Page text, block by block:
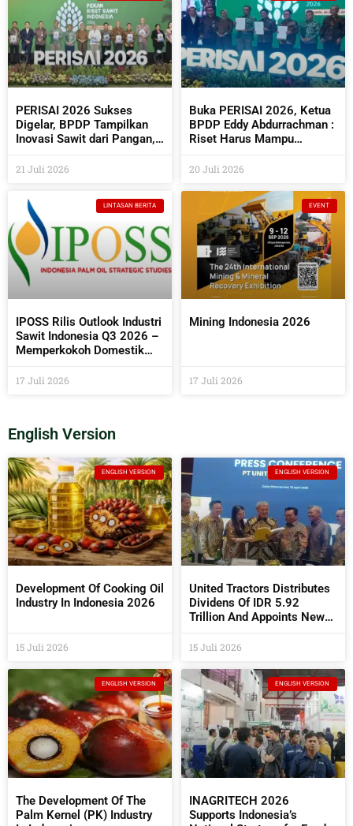
PERISAI 2026 Sukses
Digelar, BPDP Tampilkan
Inovasi Sawit dari Pangan,
Teknologi AI
21 Juli 2026
Buka PERISAI 2026, Ketua
BPDP Eddy Abdurrachman :
Riset Harus Mampu
Industri Sekaligus
Masyarakat
20 Juli 2026
LINTASAN BERITA
IPOSS Rilis Outlook Industri
Sawit Indonesia Q3 2026 –
Memperkokoh Domestik
Global
17 Juli 2026
EVENT
Mining Indonesia 2026
17 Juli 2026
English Version
ENGLISH VERSION
Development Of Cooking Oil
Industry In Indonesia 2026
15 Juli 2026
ENGLISH VERSION
United Tractors Distributes
Dividens Of IDR 5.92
Trillion And Appoints New
Directors At The 2026 AGM
15 Juli 2026
ENGLISH VERSION
The Development Of The
Palm Kernel (PK) Industry
ENGLISH VERSION
INAGRITECH 2026
Supports Indonesia’s